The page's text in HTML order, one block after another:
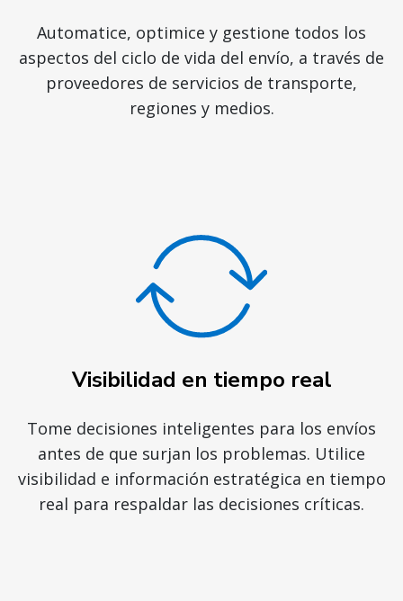
Automatice, optimice y gestione todos los
aspectos del ciclo de vida del envío, a través de
proveedores de servicios de transporte,
regiones y medios.
Visibilidad en tiempo real
Tome decisiones inteligentes para los envíos
antes de que surjan los problemas. Utilice
visibilidad e información estratégica en tiempo
real para respaldar las decisiones críticas.